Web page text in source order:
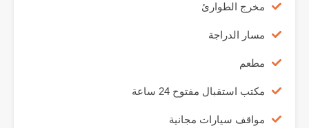
مخرج الطوارئ
مسار الدراجة
مطعم
مكتب استقبال مفتوح 24 ساعة
مواقف سيارات مجانية